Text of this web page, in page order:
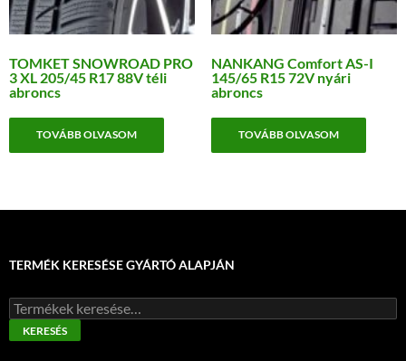
TOMKET SNOWROAD PRO
3 XL 205/45 R17 88V téli
abroncs
TOVÁBB OLVASOM
NANKANG Comfort AS-I
145/65 R15 72V nyári
abroncs
TOVÁBB OLVASOM
TERMÉK KERESÉSE GYÁRTÓ ALAPJÁN
Keresés
a
következőre:
KERESÉS